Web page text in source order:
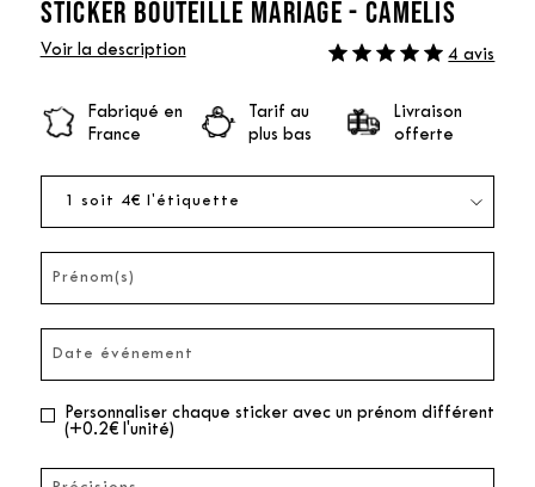
STICKER BOUTEILLE MARIAGE - CAMÉLIS
Voir la description 4 avis
Fabriqué en
France
Tarif au
plus bas
Livraison
offerte
Personnaliser chaque sticker avec un prénom différent
(+0.2€ l'unité)